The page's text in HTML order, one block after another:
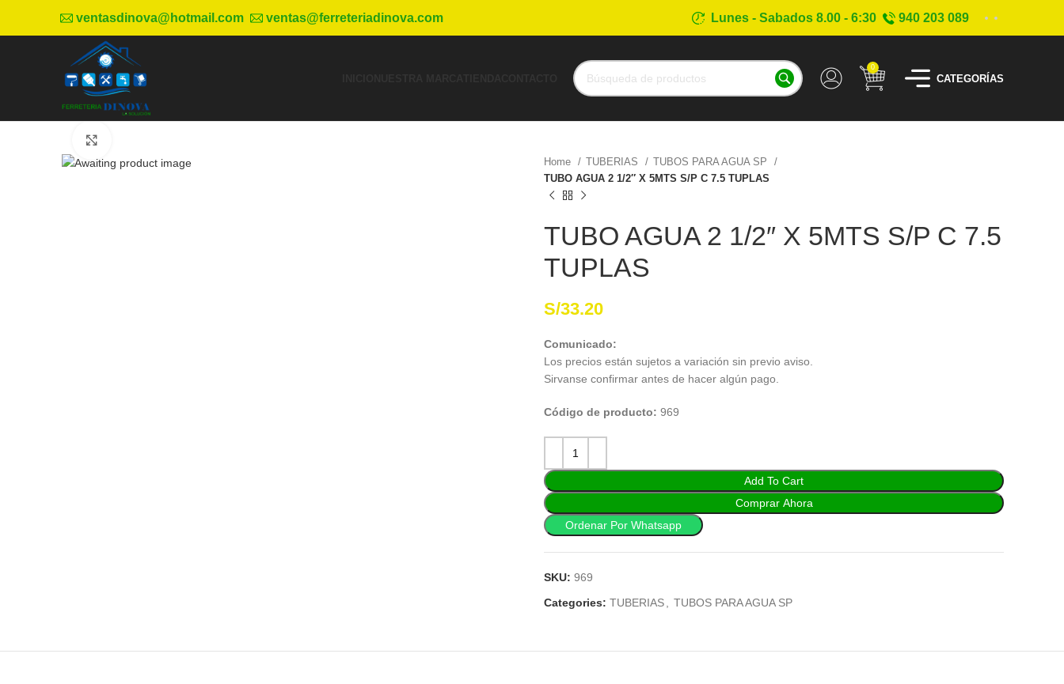
ventasdinova@hotmail.com ventas@ferreteriadinova.com Lunes - Sabados 8.00 - 6:30 940 203 089
0
CATEGORÍAS
Home
TUBERIAS
TUBOS PARA AGUA SP
TUBO AGUA 2 1/2″ X 5MTS S/P C 7.5 TUPLAS
TUBO AGUA 2 1/2″ X 5MTS S/P C 7.5
TUPLAS
S/33.20
Comunicado:
Los precios están sujetos a variación sin previo aviso.
Sirvanse confirmar antes de hacer algún pago.
Código de producto: 969
Add To Cart
Comprar Ahora
Ordenar Por Whatsapp
SKU: 969
Categories: TUBERIAS TUBOS PARA AGUA SP